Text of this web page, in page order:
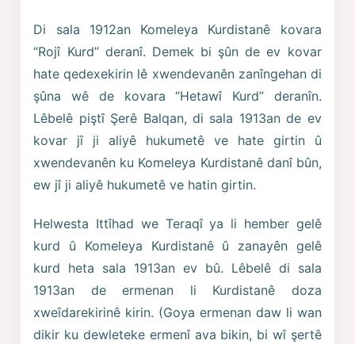
Di sala 1912an Komeleya Kurdistanê kovara
“Rojî Kurd” deranî. Demek bi şûn de ev kovar
hate qedexekirin lê xwendevanên zanîngehan di
şûna wê de kovara “Hetawî Kurd” deranîn.
Lêbelê piştî Şerê Balqan, di sala 1913an de ev
kovar jî ji aliyê hukumetê ve hate girtin û
xwendevanên ku Komeleya Kurdistanê danî bûn,
ew jî ji aliyê hukumetê ve hatin girtin.
Helwesta Ittîhad we Teraqî ya li hember gelê
kurd û Komeleya Kurdistanê û zanayên gelê
kurd heta sala 1913an ev bû. Lêbelê di sala
1913an de ermenan li Kurdistanê doza
xweîdarekirinê kirin. (Goya ermenan daw li wan
dikir ku dewleteke ermenî ava bikin, bi wî şertê